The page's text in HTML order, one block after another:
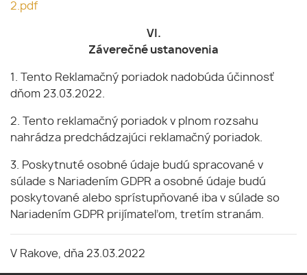
2.pdf
VI.
Záverečné ustanovenia
1. Tento Reklamačný poriadok nadobúda účinnosť
dňom 23.03.2022.
2. Tento reklamačný poriadok v plnom rozsahu
nahrádza predchádzajúci reklamačný poriadok.
3. Poskytnuté osobné údaje budú spracované v
súlade s Nariadením GDPR a osobné údaje budú
poskytované alebo sprístupňované iba v súlade so
Nariadením GDPR prijímateľom, tretím stranám.
V Rakove, dňa 23.03.2022